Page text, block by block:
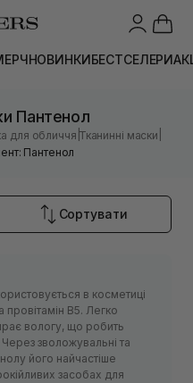
НОВИНКИБЕСТСЕЛЕРИ
Пантенол
для обличчя |Тканинні маски
Пантенол
Сортувати
в косметиці
В5. Легко
вологу, що робить
зволожувальні та
його найчастіше
засобах для